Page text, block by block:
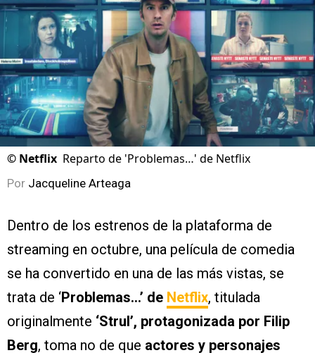
© Netflix Reparto de 'Problemas…' de Netflix
Por Jacqueline Arteaga
Dentro de los estrenos de la plataforma de
streaming en octubre, una película de comedia
se ha convertido en una de las más vistas, se
trata de ‘Problemas…’ de Netflix, titulada
originalmente ‘Strul’, protagonizada por Filip
Berg, toma no de que actores y personajes